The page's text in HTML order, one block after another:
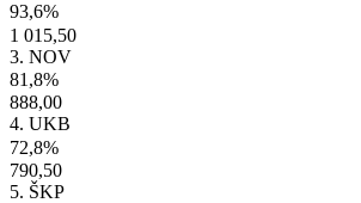
93,6%
1 015,50
3. NOV
81,8%
888,00
4. UKB
72,8%
790,50
5. ŠKP